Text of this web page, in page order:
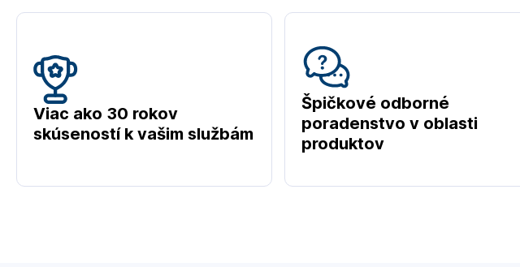
Viac ako 30 rokov
skúseností k vašim službám
Špičkové odborné
poradenstvo v oblasti
produktov